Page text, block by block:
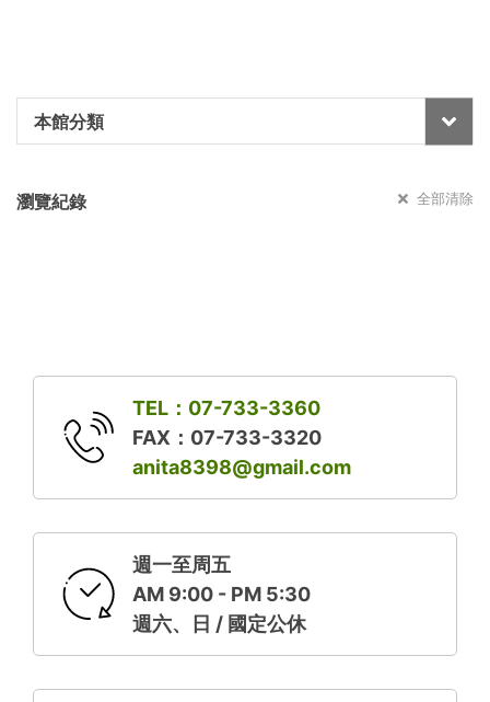
本館分類
瀏覽紀錄 全部清除
TEL：07-733-3360
FAX：07-733-3320
anita8398@gmail.com
週一至周五
AM 9:00 - PM 5:30
週六、日 / 國定公休